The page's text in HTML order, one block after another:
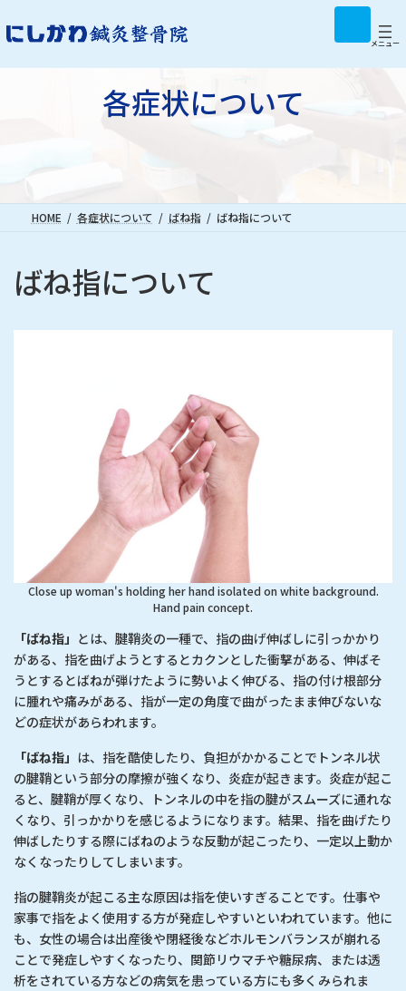
ン
テ
ン
ビ
ゲ
ー
ア
コ メニュー
各症状について
HOME 各症状について ばね指 ばね指について
ばね指について
Close up woman's holding her hand isolated on white background.
Hand pain concept.
「ばね指」 とは、腱鞘炎の一種で、指の曲げ伸ばしに引っかかり
がある、指を曲げようとするとカクンとした衝撃がある、伸ばそ
うとするとばねが弾けたように勢いよく伸びる、指の付け根部分
に腫れや痛みがある、指が一定の角度で曲がったまま伸びないな
どの症状があらわれます。
「ばね指」 は、指を酷使したり、負担がかかることでトンネル状
の腱鞘という部分の摩擦が強くなり、炎症が起きます。炎症が起こ
ると、腱鞘が厚くなり、トンネルの中を指の腱がスムーズに通れな
くなり、引っかかりを感じるようになります。結果、指を曲げたり
伸ばしたりする際にばねのような反動が起こったり、一定以上動か
なくなったりしてしまいます。
指の腱鞘炎が起こる主な原因は指を使いすぎることです。仕事や
家事で指をよく使用する方が発症しやすいといわれています。他に
も、女性の場合は出産後や閉経後などホルモンバランスが崩れる
ことで発症しやすくなったり、関節リウマチや糖尿病、または透
析をされている方などの病気を患っている方にも多くみられま